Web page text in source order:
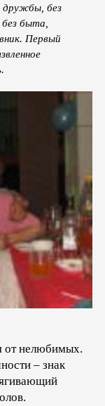
дружбы, без
быта,
Первый
нелюбимых.
– знак